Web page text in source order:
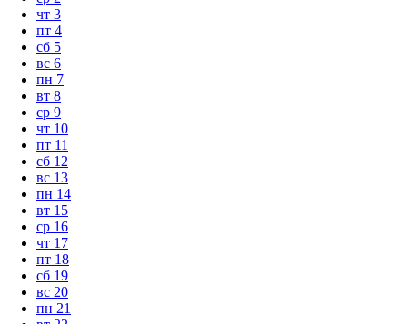
чт 3
пт 4
сб 5
вс 6
пн 7
вт 8
ср 9
чт 10
пт 11
сб 12
вс 13
пн 14
вт 15
ср 16
чт 17
пт 18
сб 19
вс 20
пн 21